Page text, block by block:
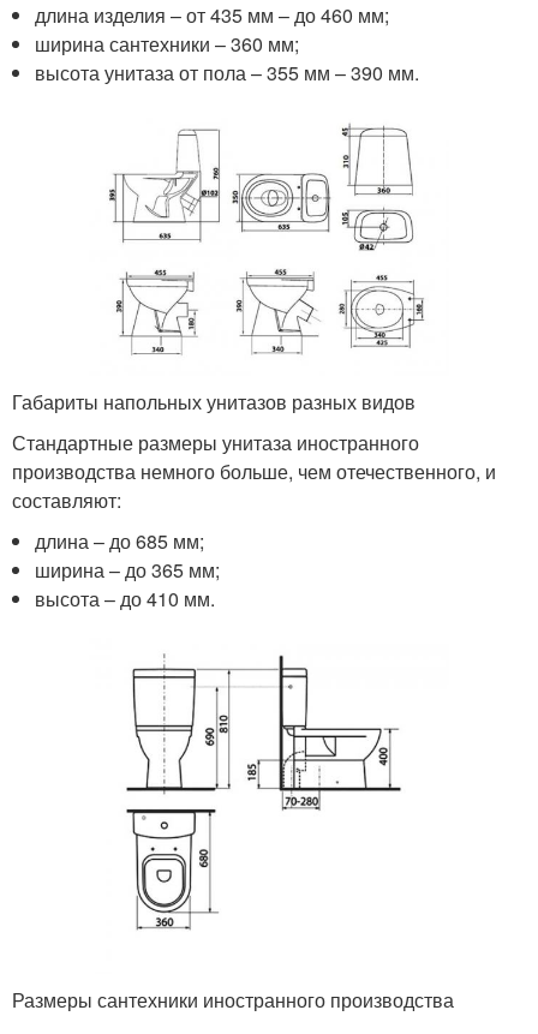
длина изделия – от 435 мм – до 460 мм;
ширина сантехники – 360 мм;
высота унитаза от пола – 355 мм – 390 мм.
Габариты напольных унитазов разных видов
Стандартные размеры унитаза иностранного
производства немного больше, чем отечественного, и
составляют:
длина – до 685 мм;
ширина – до 365 мм;
высота – до 410 мм.
Размеры сантехники иностранного производства